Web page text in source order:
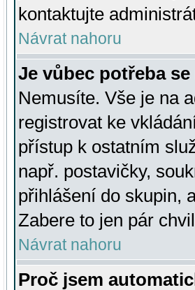
kontaktujte
Návrat nahoru
Je vůbec potřeba
Nemusíte. Vše je na
registrovat ke
přístup k ostatním
např. postavičky,
přihlášení do skupin,
Zabere to jen pár
Návrat nahoru
Proč jsem